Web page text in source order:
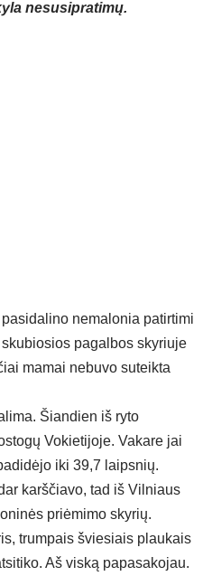
nesusipratimų.
nemalonia patirtimi
pagalbos skyriuje
mamai nebuvo suteikta
Šiandien iš ryto
Vokietijoje. Vakare jai
iki 39,7 laipsnių.
karščiavo, tad iš Vilniaus
priėmimo skyrių.
trumpais šviesiais plaukais
Aš viską papasakojau.